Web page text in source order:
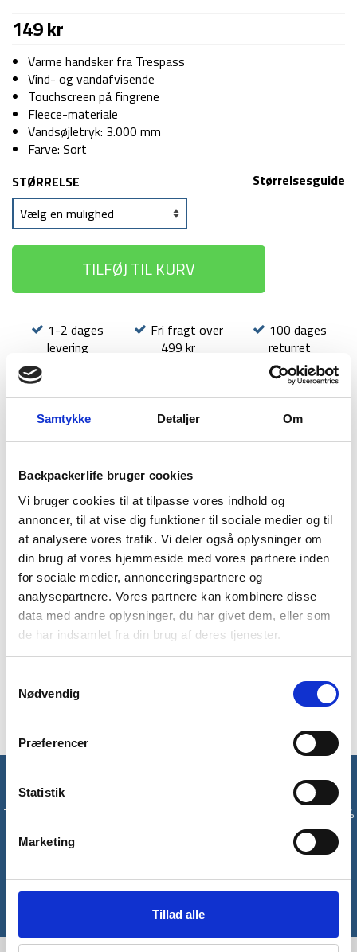
Samtykke Detaljer Om
Backpackerlife bruger cookies
Vi bruger cookies til at tilpasse vores indhold og
annoncer, til at vise dig funktioner til sociale medier og til
at analysere vores trafik. Vi deler også oplysninger om
din brug af vores hjemmeside med vores partnere inden
for sociale medier, annonceringspartnere og
analysepartnere. Vores partnere kan kombinere disse
data med andre oplysninger, du har givet dem, eller som
de har indsamlet fra din brug af deres tjenester.
Nødvendig
Præferencer
Statistik
Marketing
Tillad alle
149kr
Varme handsker fra Trespass
Vind- og vandafvisende
Touchscreen på fingrene
Fleece-materiale
Vandsøjletryk: 3.000 mm
Farve: Sort
Størrelsesguide
STØRRELSE
TILFØJ TIL KURV
1-2 dages
levering
Fri fragt over
499 kr
100 dages
returret
BESKRIVELSE
YDERLIGERE INFORMATION
BRAND
FAQ
Bliv klar til den kolde tid eller skiferien med disse fleece
handsker. Handskerne er vind-og vandtætte, så du er sikre på
tørre og varme hænder hele dagen.
Med disse handsker behøver du heller ikke at få kolde fingre,
når du skal tjekke telefonen, da de kommer med touchscreen
materiale på pege- og tommelfinger.
Du undgår kold vind ved at gøre handsken tæt med de
justerbare manchetters snøre. Handskerne er derfor det
perfekte valg ski, vandring og hverdag.
Tilmeld dig vores nyhedsbrev og modtag med det samme en 10%
Tilmeld
*Gælder ikke allerede nedsatte varer